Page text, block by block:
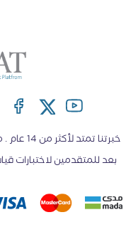
خبرتنا
بعد للمتقدمين